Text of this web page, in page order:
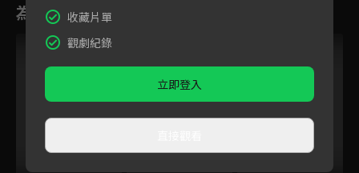
為您推薦收藏片單
觀劇紀錄
立即登入